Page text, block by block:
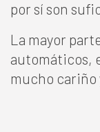
por sí son
La mayor
automáticos,
mucho cariño